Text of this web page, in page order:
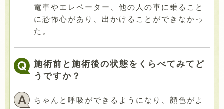
電車やエレベーター、他の人の車に乗ること
に恐怖心があり、出かけることができなかっ
た。
施術前と施術後の状態をくらべてみてど
うですか？
ちゃんと呼吸ができるようになり、顔色がよ